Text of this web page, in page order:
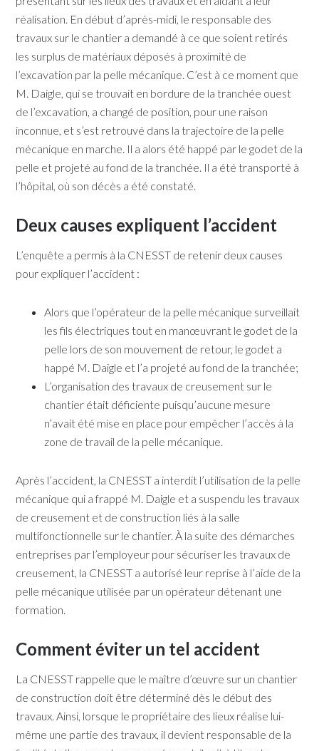
réalisation. En début d’après-midi, le responsable des
travaux sur le chantier a demandé à ce que soient retirés
les surplus de matériaux déposés à proximité de
l’excavation par la pelle mécanique. C’est à ce moment que
M. Daigle, qui se trouvait en bordure de la tranchée ouest
de l’excavation, a changé de position, pour une raison
inconnue, et s’est retrouvé dans la trajectoire de la pelle
mécanique en marche. Il a alors été happé par le godet de la
pelle et projeté au fond de la tranchée. Il a été transporté à
l’hôpital, où son décès a été constaté.
Deux causes expliquent l’accident
L’enquête a permis à la CNESST de retenir deux causes
pour expliquer l’accident :
Alors que l’opérateur de la pelle mécanique surveillait
les fils électriques tout en manœuvrant le godet de la
pelle lors de son mouvement de retour, le godet a
happé M. Daigle et l’a projeté au fond de la tranchée;
L’organisation des travaux de creusement sur le
chantier était déficiente puisqu’aucune mesure
n’avait été mise en place pour empêcher l’accès à la
zone de travail de la pelle mécanique.
Après l’accident, la CNESST a interdit l’utilisation de la pelle
mécanique qui a frappé M. Daigle et a suspendu les travaux
de creusement et de construction liés à la salle
multifonctionnelle sur le chantier. À la suite des démarches
entreprises par l’employeur pour sécuriser les travaux de
creusement, la CNESST a autorisé leur reprise à l’aide de la
pelle mécanique utilisée par un opérateur détenant une
formation.
Comment éviter un tel accident
La CNESST rappelle que le maître d’œuvre sur un chantier
de construction doit être déterminé dès le début des
travaux. Ainsi, lorsque le propriétaire des lieux réalise lui-
même une partie des travaux, il devient responsable de la